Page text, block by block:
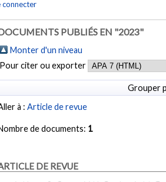
connecter
PUBLIÉS EN "2023"
Monter d'un niveau
Pour citer ou exporter
Grouper
à :Article de revue
de documents: 1
DE REVUE